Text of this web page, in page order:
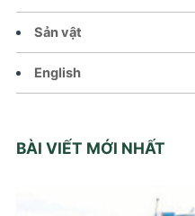
Sản vật
English
BÀI VIẾT MỚI NHẤT